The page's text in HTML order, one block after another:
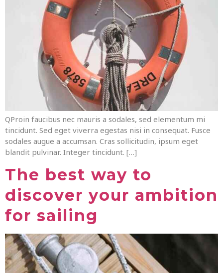
QProin faucibus nec mauris a sodales, sed elementum mi
tincidunt. Sed eget viverra egestas nisi in consequat. Fusce
sodales augue a accumsan. Cras sollicitudin, ipsum eget
blandit pulvinar. Integer tincidunt. […]
The best way to
discover your ambition
for sailing